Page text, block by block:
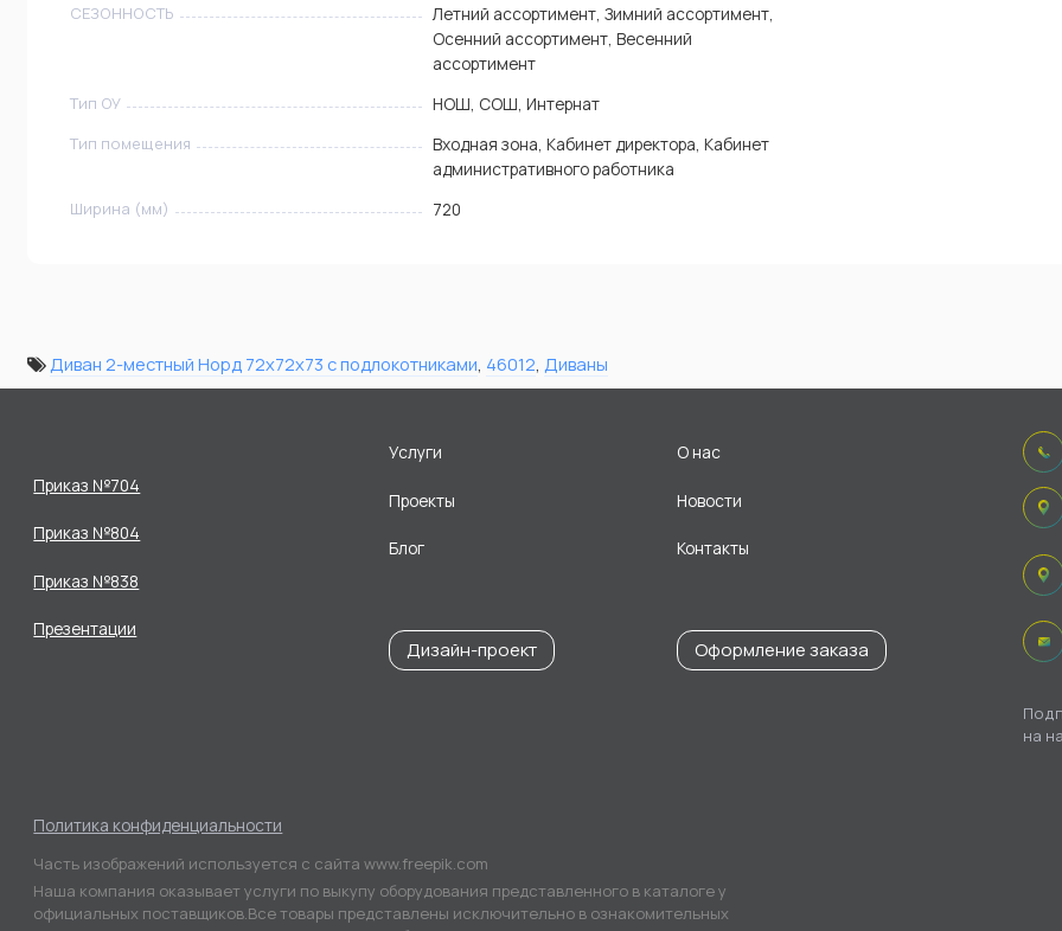
СЕЗОННОСТЬ
Летний ассортимент, Зимний ассортимент,
Осенний ассортимент, Весенний
ассортимент
Тип ОУ НОШ, СОШ, Интернат
Тип помещения
Входная зона, Кабинет директора, Кабинет
административного работника
Ширина (мм) 720
Диван 2-местный Норд 72х72х73 с подлокотниками 46012 Диваны
Приказ №704
Приказ №804
Приказ №838
Презентации
Услуги
Проекты
Блог
Дизайн-проект
О нас
Новости
Контакты
Оформление заказа
на
Политика конфиденциальности
Часть изображений используется с сайта www.freepik.com
Наша компания оказывает услуги по выкупу оборудования представленного в каталоге у
официальных поставщиков.Все товары представлены исключительно в ознакомительных